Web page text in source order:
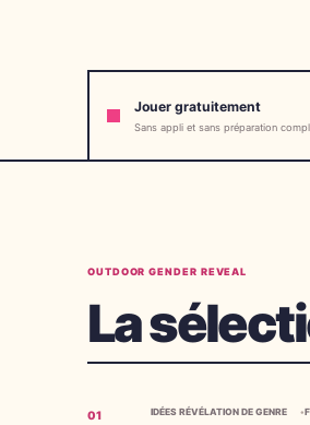
Jouer gratuitement
Sans appli et sans préparation
OUTDOOR GENDER REVEAL
La
01 IDÉES RÉVÉLATION DE GENRE